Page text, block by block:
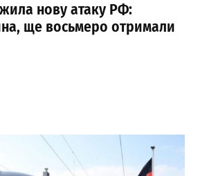
нову атаку РФ:
ще восьмеро отримали